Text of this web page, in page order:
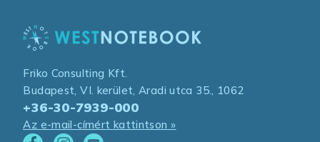
Friko Consulting Kft.
Budapest, VI. kerület, Aradi utca 35., 1062
+36-30-7939-000
Az e-mail-címért kattintson »